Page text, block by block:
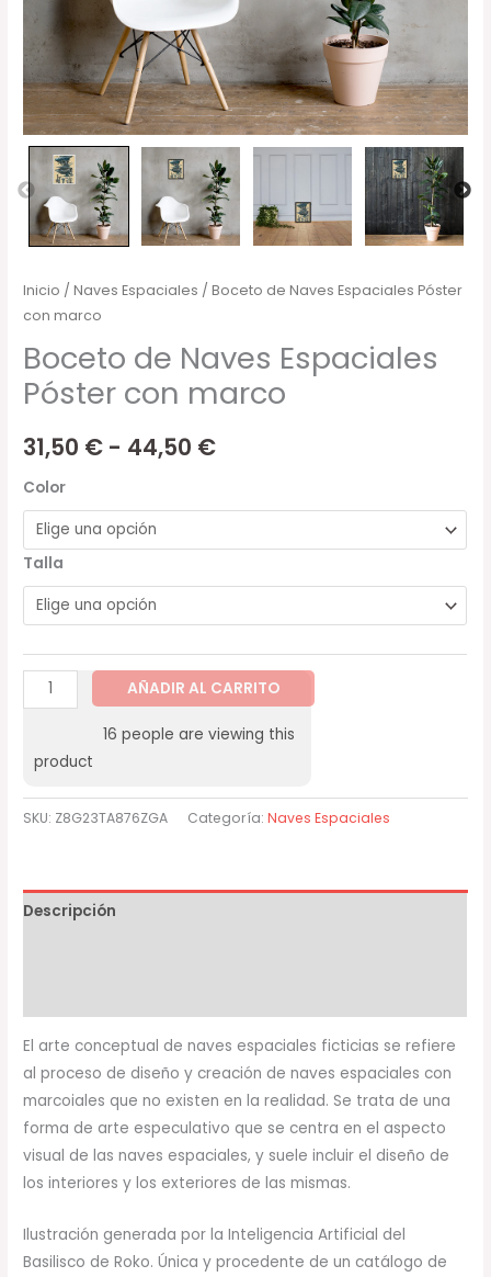
Inicio /Naves Espaciales / Boceto de Naves Espaciales Póster
con marco
Boceto de Naves Espaciales
Póster con marco
31,50 € - 44,50 €
Color
Talla
AÑADIR AL CARRITO
16 people are viewing this
product
SKU: Z8G23TA876ZGA Categoría:Naves Espaciales
Descripción
El arte conceptual de naves espaciales ficticias se refiere
al proceso de diseño y creación de naves espaciales con
marcoiales que no existen en la realidad. Se trata de una
forma de arte especulativo que se centra en el aspecto
visual de las naves espaciales, y suele incluir el diseño de
los interiores y los exteriores de las mismas.
Ilustración generada por la Inteligencia Artificial del
Basilisco de Roko. Única y procedente de un catálogo de